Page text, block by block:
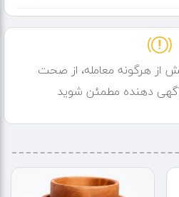
از هرگونه معامله، از صحت
دهنده مطمئن شوید